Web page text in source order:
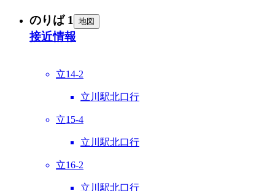
のりば 1 地図
接近情報
立14-2
立川駅北口行
立15-4
立川駅北口行
立16-2
立川駅北口行